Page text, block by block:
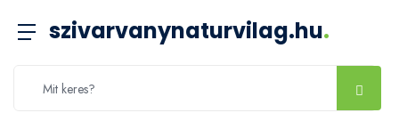
szivarvanynaturvilag.hu.